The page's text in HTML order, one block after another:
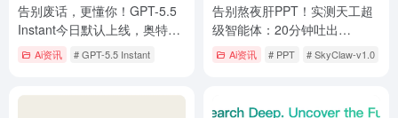
告别废话，更懂你！GPT-5.5
Instant今日默认上线，奥特曼
借AI派对喊话马斯克
Ai资讯 # GPT-5.5 Instant
告别熬夜肝PPT！实测天工超
级智能体：20分钟吐出
Word+PPT+图表全套汇报，
SkyClaw-v1.0太顶了
Ai资讯 # PPT # SkyClaw-v1.0